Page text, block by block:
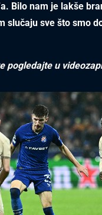
Bilo nam je lakše
slučaju sve što smo
pogledajte u